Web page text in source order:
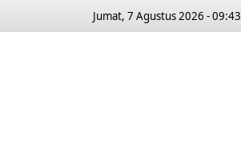
Jumat, 7 Agustus 2026 - 09:43